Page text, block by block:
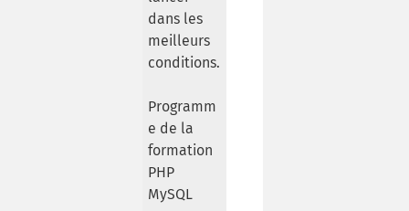
dans les
meilleurs
conditions.
Programm
e de la
formation
PHP
MySQL